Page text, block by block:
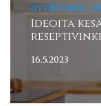
HYVINVOINTI,
Ideoita
16.5.2023